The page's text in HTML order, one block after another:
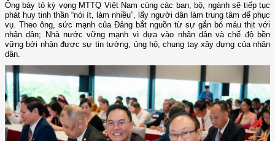
Ông bày tỏ kỳ vọng MTTQ Việt Nam cùng các ban, bộ, ngành sẽ tiếp tục
phát huy tinh thần “nói ít, làm nhiều”, lấy người dân làm trung tâm để phục
vụ. Theo ông, sức mạnh của Đảng bắt nguồn từ sự gắn bó máu thịt với
nhân dân; Nhà nước vững mạnh vì dựa vào nhân dân và chế độ bền
vững bởi nhận được sự tin tưởng, ủng hộ, chung tay xây dựng của nhân
dân.